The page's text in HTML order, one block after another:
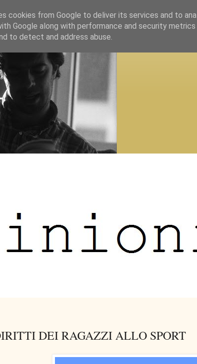
DEI RAGAZZI ALLO SPORT
cookies from Google to deliver its services and to
Google along with performance and security
to detect and address abuse.